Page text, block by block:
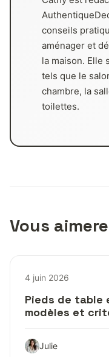
conseils
aménager et
la maison. Elle
tels que le
chambre, la
toilettes.
Vous
4 juin 2026
Pieds de table
modèles et
Julie